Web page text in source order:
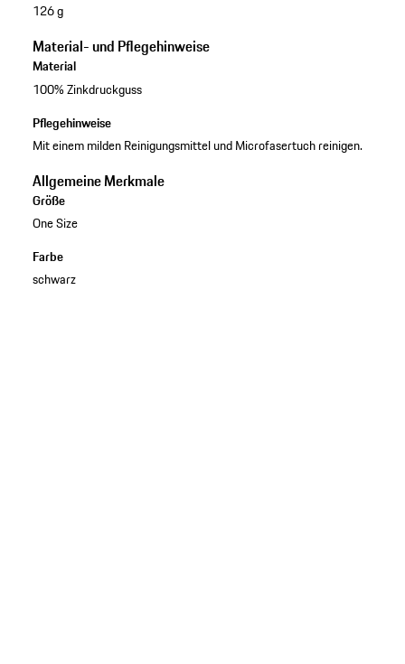
126 g
Material- und Pflegehinweise
Material
100% Zinkdruckguss
Pflegehinweise
Mit einem milden Reinigungsmittel und Microfasertuch reinigen.
Allgemeine Merkmale
Größe
One Size
Farbe
schwarz